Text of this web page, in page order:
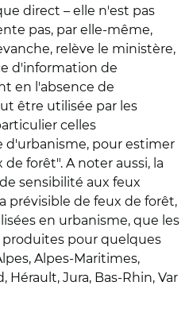
direct – elle n'est pas
pas, par elle-même,
relève le ministère,
d'information de
en l'absence de
être utilisée par les
celles
pour estimer
de forêt". A noter aussi, la
sensibilité aux feux
prévisible de feux de forêt,
en urbanisme, que les
produites pour quelques
Alpes-Maritimes,
Hérault, Jura, Bas-Rhin, Var